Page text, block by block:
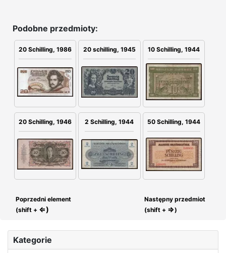
Kategorie
Podobne przedmioty:
20 Schilling, 1986 20 schilling, 1945 10 Schilling, 1944
20 Schilling, 1946 2 Schilling, 1944 50 Schilling, 1944
Poprzedni element
(shift + ⇐)
Następny przedmiot
(shift + ⇒)